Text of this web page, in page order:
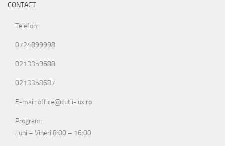
CONTACT
Telefon:
0724899998
0213359688
0213358687
E-mail: office@cutii-lux.ro
Program:
Luni – Vineri 8:00 – 16:00